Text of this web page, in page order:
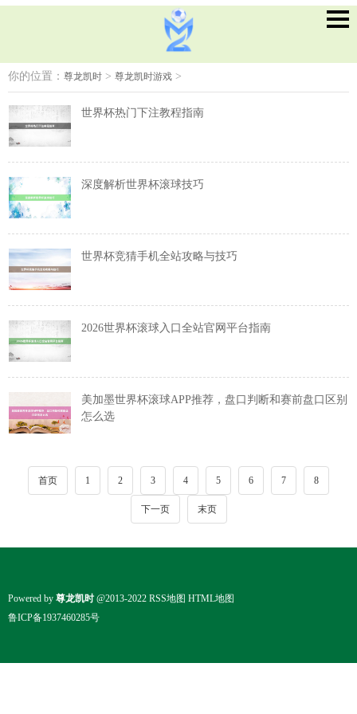
你的位置： 尊龙凯时 > 尊龙凯时游戏 >
世界杯热门下注教程指南
深度解析世界杯滚球技巧
世界杯竞猜手机全站攻略与技巧
2026世界杯滚球入口全站官网平台指南
美加墨世界杯滚球APP推荐，盘口判断和赛前盘口区别
怎么选
首页 1 2 3 4 5 6 7 8
下一页 末页
Powered by 尊龙凯时@2013-2022 RSS地图 HTML地图
鲁ICP备1937460285号